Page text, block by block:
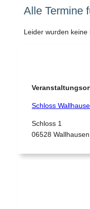
Alle Termine
Leider wurden keine
Schloss
Schloss 1
06528 Wallhausen